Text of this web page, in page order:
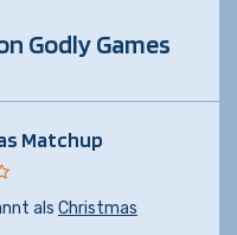
Godly Games
Matchup
als Christmas